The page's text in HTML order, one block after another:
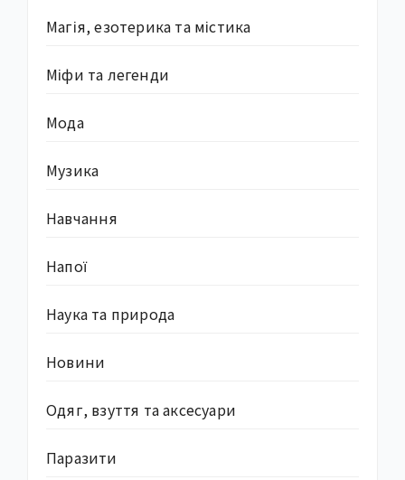
Магія, езотерика та містика
Міфи та легенди
Мода
Музика
Навчання
Напої
Наука та природа
Новини
Одяг, взуття та аксесуари
Паразити